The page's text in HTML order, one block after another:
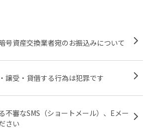
号資産交換業者宛のお振込みについて
譲受・貸借する行為は犯罪です
不審なSMS（ショートメール）、Eメー
さい